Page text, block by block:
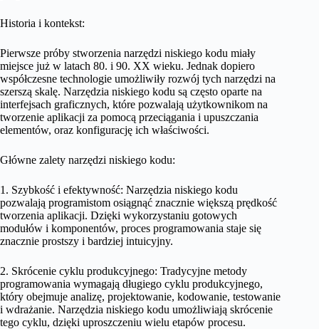
Historia i kontekst:
Pierwsze próby stworzenia narzędzi niskiego kodu miały
miejsce już w latach 80. i 90. XX wieku. Jednak dopiero
współczesne technologie umożliwiły rozwój tych narzędzi na
szerszą skalę. Narzędzia niskiego kodu są często oparte na
interfejsach graficznych, które pozwalają użytkownikom na
tworzenie aplikacji za pomocą przeciągania i upuszczania
elementów, oraz konfigurację ich właściwości.
Główne zalety narzędzi niskiego kodu:
1. Szybkość i efektywność: Narzędzia niskiego kodu
pozwalają programistom osiągnąć znacznie większą prędkość
tworzenia aplikacji. Dzięki wykorzystaniu gotowych
modułów i komponentów, proces programowania staje się
znacznie prostszy i bardziej intuicyjny.
2. Skrócenie cyklu produkcyjnego: Tradycyjne metody
programowania wymagają długiego cyklu produkcyjnego,
który obejmuje analizę, projektowanie, kodowanie, testowanie
i wdrażanie. Narzędzia niskiego kodu umożliwiają skrócenie
tego cyklu, dzięki uproszczeniu wielu etapów procesu.